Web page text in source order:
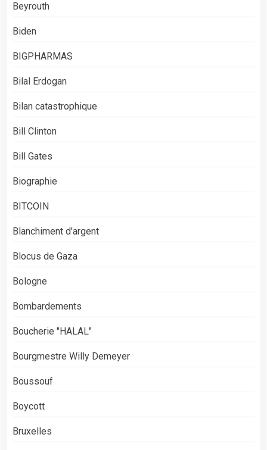
Beyrouth
Biden
BIGPHARMAS
Bilal Erdogan
Bilan catastrophique
Bill Clinton
Bill Gates
Biographie
BITCOIN
Blanchiment d'argent
Blocus de Gaza
Bologne
Bombardements
Boucherie "HALAL"
Bourgmestre Willy Demeyer
Boussouf
Boycott
Bruxelles